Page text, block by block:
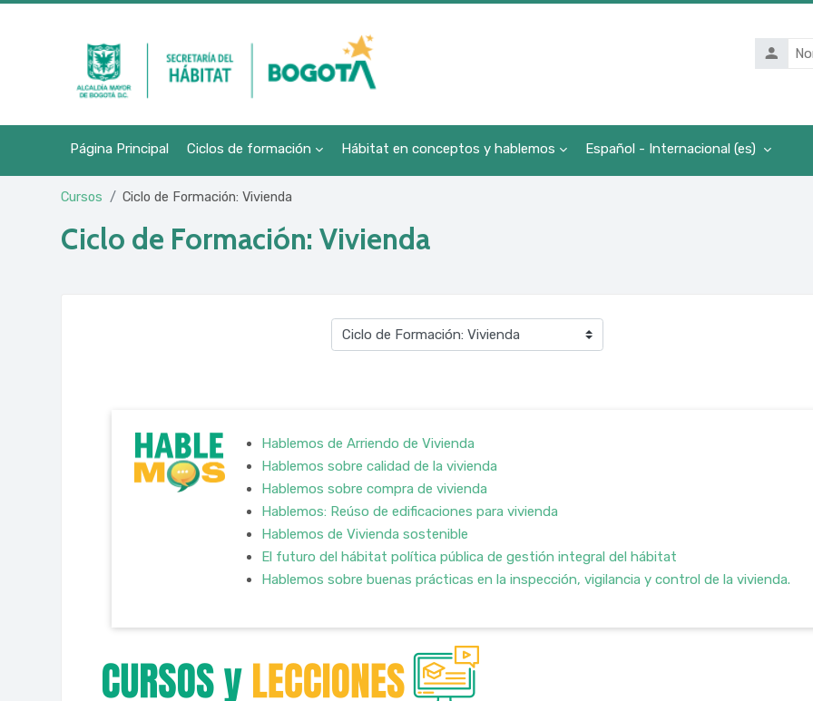
Nombre
de
Página Principal Ciclos de formación Hábitat en conceptos y hablemos Español - Internacional ‎(es)‎
Cursos Ciclo de Formación: Vivienda
Ciclo de Formación: Vivienda
Categorías
Hablemos de Arriendo de Vivienda
Hablemos sobre calidad de la vivienda
Hablemos sobre compra de vivienda
Hablemos: Reúso de edificaciones para vivienda
Hablemos de Vivienda sostenible
El futuro del hábitat política pública de gestión integral del hábitat
Hablemos sobre buenas prácticas en la inspección, vigilancia y control de la vivienda.